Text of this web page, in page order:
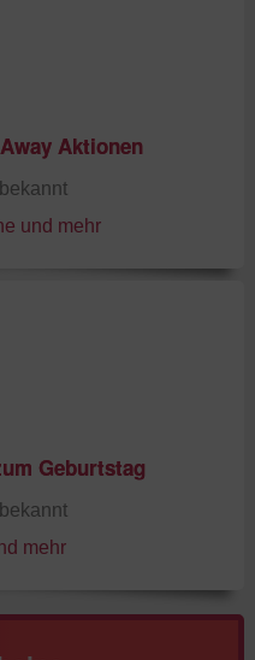
Aktionen
und mehr
Geburtstag
mehr